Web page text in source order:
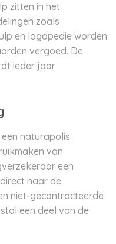
zitten in het
zoals
en logopedie worden
vergoed. De
ieder jaar
naturapolis
van
een
naar de
niet-gecontracteerde
een deel van de